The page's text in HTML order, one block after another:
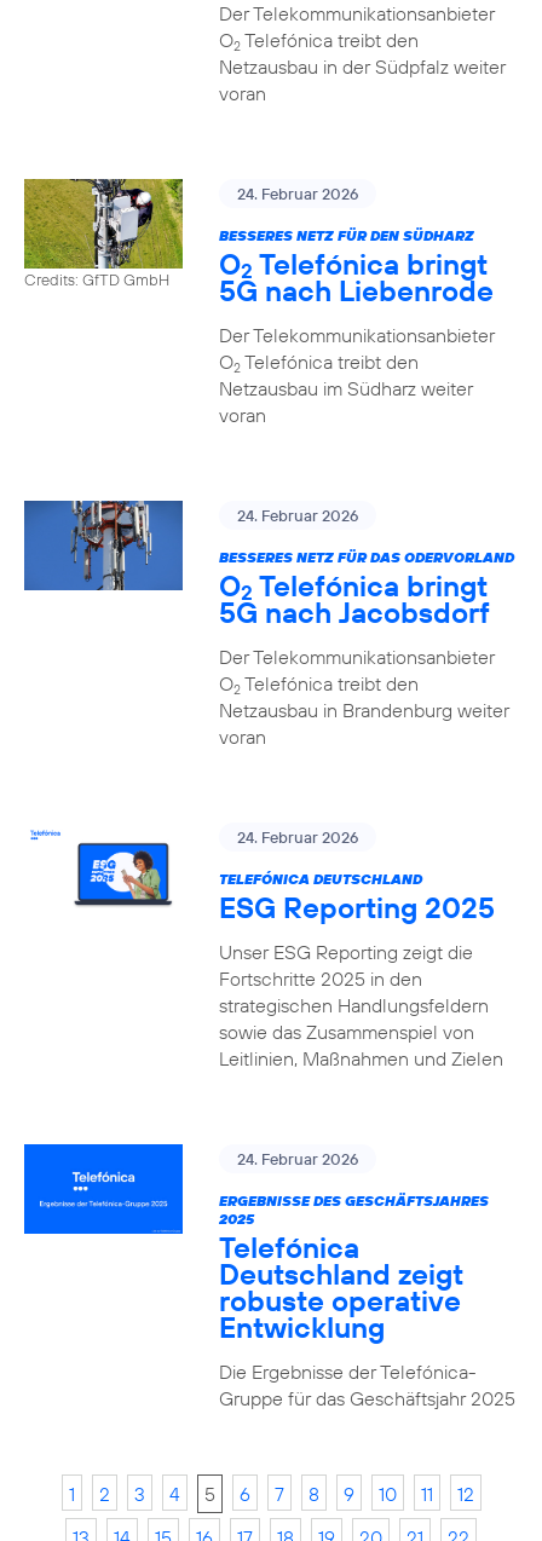
Der Telekommunikationsanbieter
O2Telefónica treibt den
Netzausbau in der Südpfalz weiter
voran
Credits: GfTD GmbH
24. Februar 2026
BESSERES NETZ FÜR DEN SÜDHARZ
O2 Telefónica bringt
5G nach Liebenrode
Der Telekommunikationsanbieter
O2Telefónica treibt den
Netzausbau im Südharz weiter
voran
24. Februar 2026
BESSERES NETZ FÜR DAS ODERVORLAND
O2 Telefónica bringt
5G nach Jacobsdorf
Der Telekommunikationsanbieter
O2Telefónica treibt den
Netzausbau in Brandenburg weiter
voran
24. Februar 2026
TELEFÓNICA DEUTSCHLAND
ESG Reporting 2025
Unser ESG Reporting zeigt die
Fortschritte 2025 in den
strategischen Handlungsfeldern
sowie das Zusammenspiel von
Leitlinien, Maßnahmen und Zielen
24. Februar 2026
ERGEBNISSE DES GESCHÄFTSJAHRES
2025
Telefónica
Deutschland zeigt
robuste operative
Entwicklung
Die Ergebnisse der Telefónica-
Gruppe für das Geschäftsjahr 2025
1 2 3 4 5 6 7 8 9 10 11
12